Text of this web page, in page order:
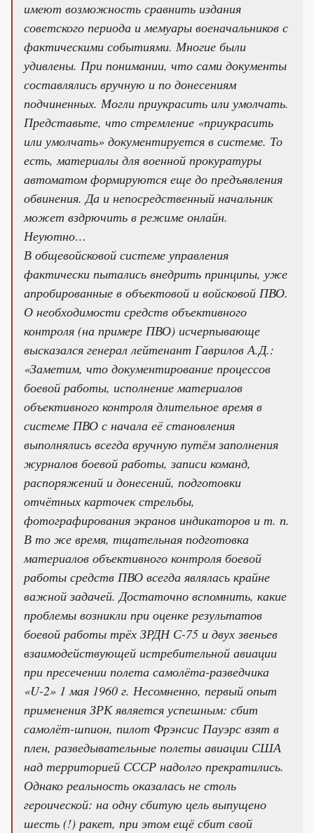
имеют возможность сравнить издания
советского периода и мемуары военачальников с
фактическими событиями. Многие были
удивлены. При понимании, что сами документы
составлялись вручную и по донесениям
подчиненных. Могли приукрасить или умолчать.
Представьте, что стремление «приукрасить
или умолчать» документируется в системе. То
есть, материалы для военной прокуратуры
автоматом формируются еще до предъявления
обвинения. Да и непосредственный начальник
может вздрючить в режиме онлайн.
Неуютно…
В общевойсковой системе управления
фактически пытались внедрить принципы, уже
апробированные в объектовой и войсковой ПВО.
О необходимости средств объективного
контроля (на примере ПВО) исчерпывающе
высказался генерал лейтенант Гаврилов А.Д.:
«Заметим, что документирование процессов
боевой работы, исполнение материалов
объективного контроля длительное время в
системе ПВО с начала её становления
выполнялись всегда вручную путём заполнения
журналов боевой работы, записи команд,
распоряжений и донесений, подготовки
отчётных карточек стрельбы,
фотографирования экранов индикаторов и т. п.
В то же время, тщательная подготовка
материалов объективного контроля боевой
работы средств ПВО всегда являлась крайне
важной задачей. Достаточно вспомнить, какие
проблемы возникли при оценке результатов
боевой работы трёх ЗРДН С-75 и двух звеньев
взаимодействующей истребительной авиации
при пресечении полета самолёта-разведчика
«U-2» 1 мая 1960 г. Несомненно, первый опыт
применения ЗРК является успешным: сбит
самолёт-шпион, пилот Фрэнсис Пауэрс взят в
плен, разведывательные полеты авиации США
над территорией СССР надолго прекратились.
Однако реальность оказалась не столь
героической: на одну сбитую цель выпущено
шесть (!) ракет, при этом ещё сбит свой